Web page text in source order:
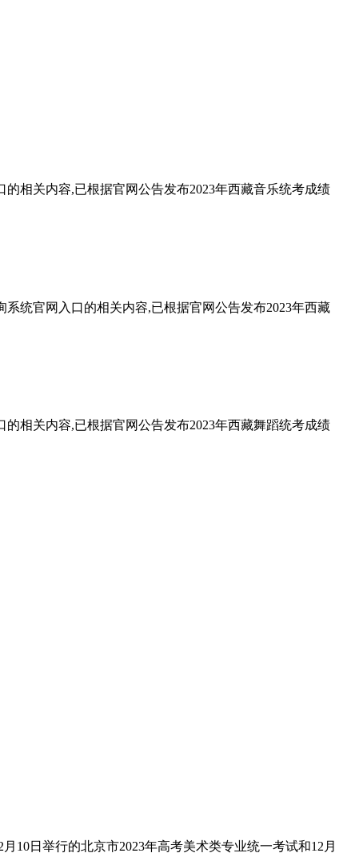
相关内容,已根据官网公告发布2023年西藏音乐统考成绩
统官网入口的相关内容,已根据官网公告发布2023年西藏
相关内容,已根据官网公告发布2023年西藏舞蹈统考成绩
10日举行的北京市2023年高考美术类专业统一考试和12月